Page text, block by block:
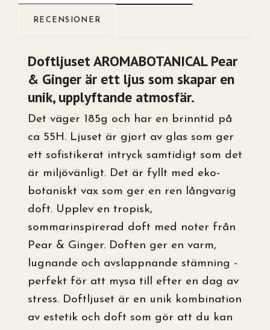
RECENSIONER
Doftljuset AROMABOTANICAL Pear
& Ginger är ett ljus som skapar en
unik, upplyftande atmosfär.
Det väger 185g och har en brinntid på
ca 55H. Ljuset är gjort av glas som ger
ett sofistikerat intryck samtidigt som det
är miljövänligt. Det är fyllt med eko-
botaniskt vax som ger en ren långvarig
doft. Upplev en tropisk,
sommarinspirerad doft med noter från
Pear & Ginger. Doften ger en varm,
lugnande och avslappnande stämning -
perfekt för att mysa till efter en dag av
stress. Doftljuset är en unik kombination
av estetik och doft som gör att du kan